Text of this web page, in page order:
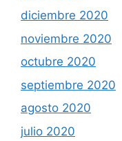
diciembre 2020
noviembre 2020
octubre 2020
septiembre 2020
agosto 2020
julio 2020